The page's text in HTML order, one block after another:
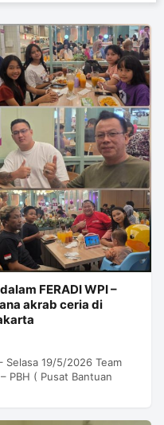
FERADI WPI –
akrab ceria di
Selasa 19/5/2026 Team
PBH ( Pusat Bantuan